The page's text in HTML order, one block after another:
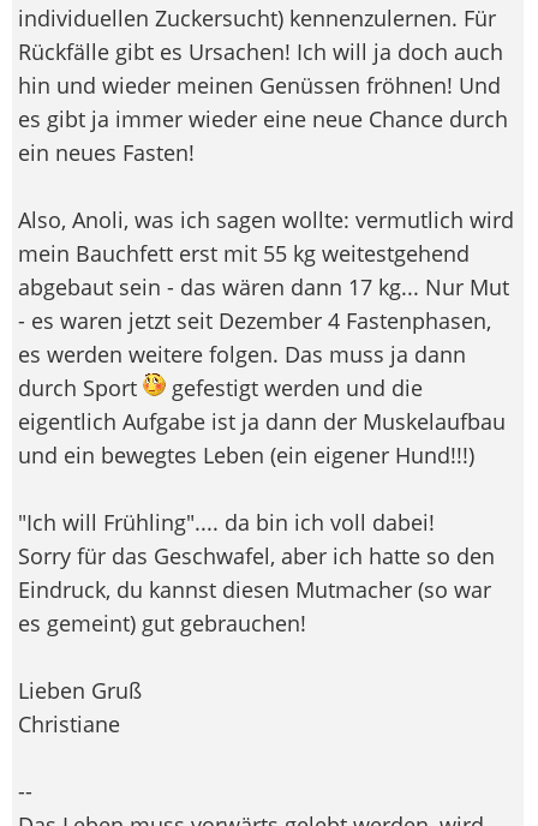
individuellen Zuckersucht) kennenzulernen. Für
Rückfälle gibt es Ursachen! Ich will ja doch auch
hin und wieder meinen Genüssen fröhnen! Und
es gibt ja immer wieder eine neue Chance durch
ein neues Fasten!
Also, Anoli, was ich sagen wollte: vermutlich wird
mein Bauchfett erst mit 55 kg weitestgehend
abgebaut sein - das wären dann 17 kg... Nur Mut
- es waren jetzt seit Dezember 4 Fastenphasen,
es werden weitere folgen. Das muss ja dann
durch Sport
gefestigt werden und die
eigentlich Aufgabe ist ja dann der Muskelaufbau
und ein bewegtes Leben (ein eigener Hund!!!)
"Ich will Frühling".... da bin ich voll dabei!
Sorry für das Geschwafel, aber ich hatte so den
Eindruck, du kannst diesen Mutmacher (so war
es gemeint) gut gebrauchen!
Lieben Gruß
Christiane
--